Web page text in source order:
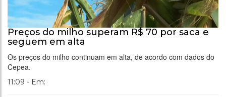
Preços do milho superam R$ 70 por saca e
seguem em alta
Os preços do milho continuam em alta, de acordo com dados do
Cepea.
11:09 - Em: